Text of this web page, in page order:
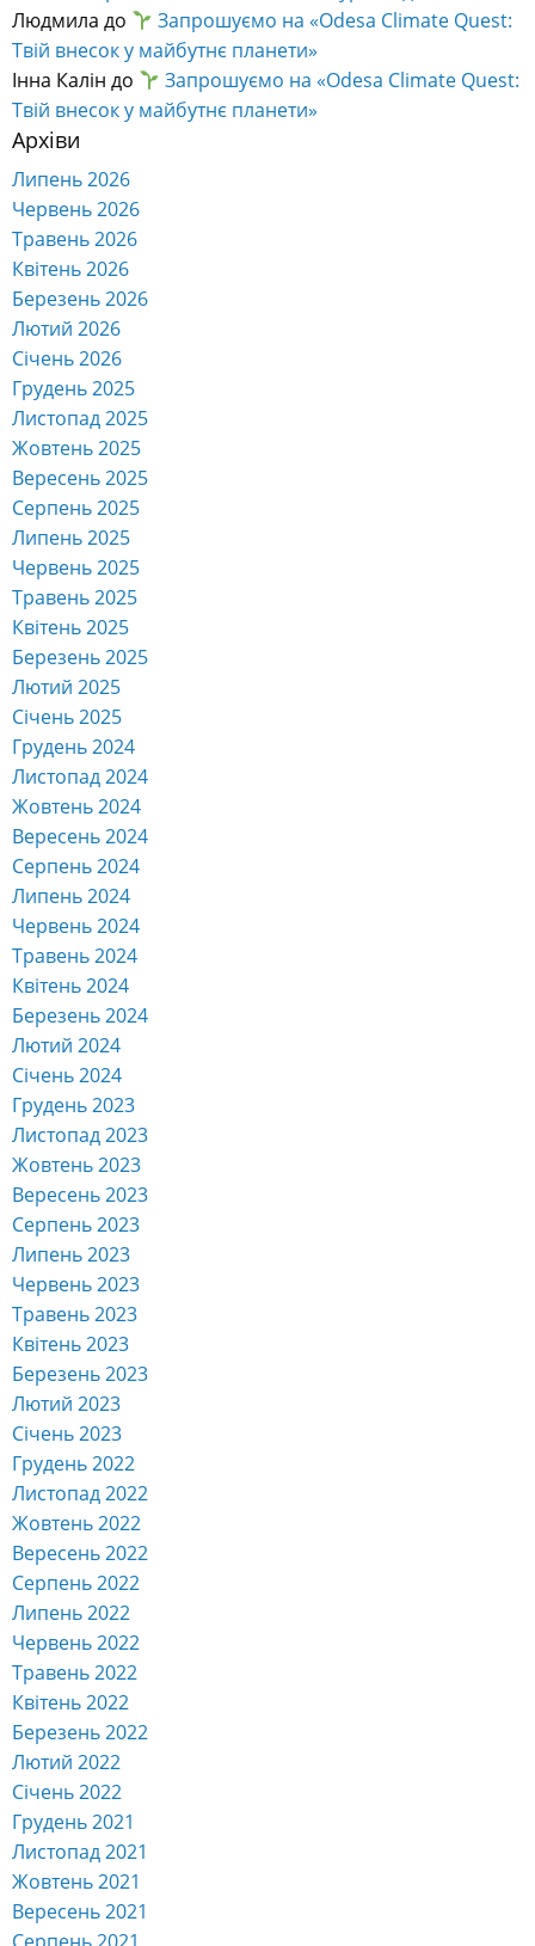
Людмила до
Запрошуємо на «Odesa Climate Quest:
Твій внесок у майбутнє планети»
Інна Калін до
Запрошуємо на «Odesa Climate Quest:
Твій внесок у майбутнє планети»
Архіви
Липень 2026
Червень 2026
Травень 2026
Квітень 2026
Березень 2026
Лютий 2026
Січень 2026
Грудень 2025
Листопад 2025
Жовтень 2025
Вересень 2025
Серпень 2025
Липень 2025
Червень 2025
Травень 2025
Квітень 2025
Березень 2025
Лютий 2025
Січень 2025
Грудень 2024
Листопад 2024
Жовтень 2024
Вересень 2024
Серпень 2024
Липень 2024
Червень 2024
Травень 2024
Квітень 2024
Березень 2024
Лютий 2024
Січень 2024
Грудень 2023
Листопад 2023
Жовтень 2023
Вересень 2023
Серпень 2023
Липень 2023
Червень 2023
Травень 2023
Квітень 2023
Березень 2023
Лютий 2023
Січень 2023
Грудень 2022
Листопад 2022
Жовтень 2022
Вересень 2022
Серпень 2022
Липень 2022
Червень 2022
Травень 2022
Квітень 2022
Березень 2022
Лютий 2022
Січень 2022
Грудень 2021
Листопад 2021
Жовтень 2021
Вересень 2021